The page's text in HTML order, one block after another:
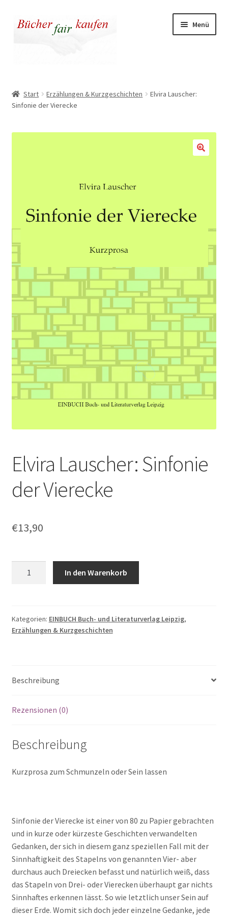
Zur
Navigation
Zum
Inhalt
Menü
Kasse
Warenkorb
Start Erzählungen & Kurzgeschichten
Elvira Lauscher:
Sinfonie der Vierecke
Elvira Lauscher: Sinfonie
der Vierecke
€13,90
Vierecke
Menge
In den Warenkorb
Kategorien: EINBUCH Buch- und Literaturverlag Leipzig,
Erzählungen & Kurzgeschichten
Beschreibung
Rezensionen (0)
Beschreibung
Kurzprosa zum Schmunzeln oder Sein lassen
Sinfonie der Vierecke ist einer von 80 zu Papier gebrachten
und in kurze oder kürzeste Geschichten verwandelten
Gedanken, der sich in diesem ganz speziellen Fall mit der
Sinnhaftigkeit des Stapelns von genannten Vier- aber
durchaus auch Dreiecken befasst und natürlich weiß, dass
das Stapeln von Drei- oder Vierecken überhaupt gar nichts
Sinnhaftes erkennen lässt. So wie letztlich unser Sein auf
dieser Erde. Womit sich doch jeder einzelne Gedanke, jede